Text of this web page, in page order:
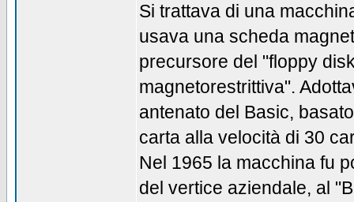
Si trattava di una
usava una scheda
precursore del "floppy
magnetorestrittiva".
antenato del Basic,
carta alla velocità di 30
Nel 1965 la macchina fu
del vertice aziendale, al